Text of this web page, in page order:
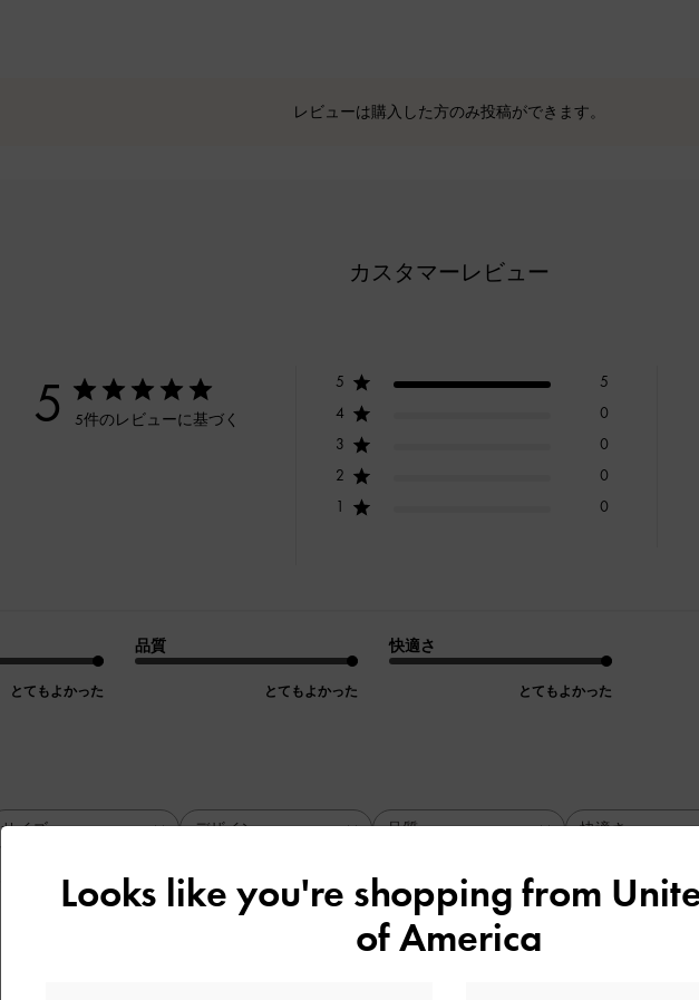
レビューは購入した方のみ投稿ができます。
カスタマーレビュー
5 5件のレビューに基づく
5
5
4
0
3
0
2
0
1
0
とてもよかった
品質
とてもよかった
快適さ
とてもよかった
サイズ デザイン 品質 快適さ
Looks like you're shopping from
of America